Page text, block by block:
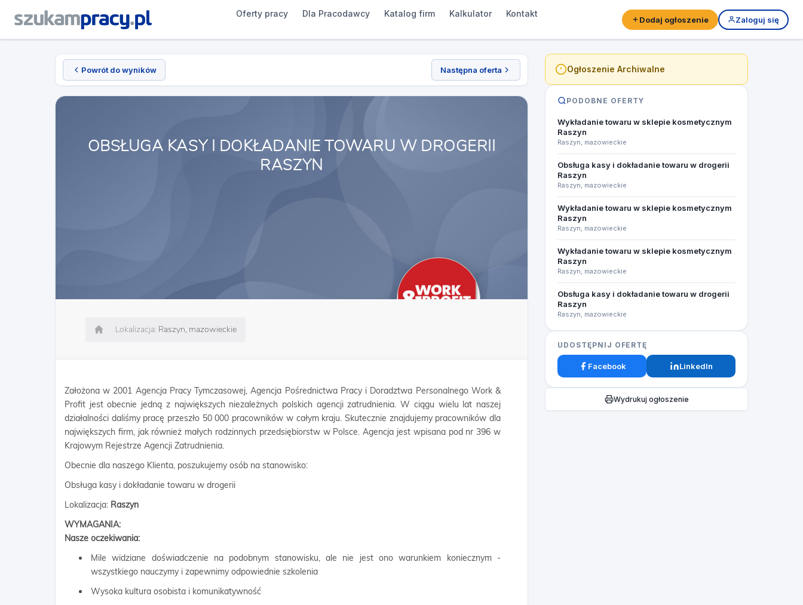
Oferty pracy Dla Pracodawcy Katalog firm Kalkulator Kontakt
Dodaj ogłoszenie Zaloguj się
Powrót do wyników Następna oferta
OBSŁUGA KASY I DOKŁADANIE TOWARU W DROGERII
RASZYN
Lokalizacja: Raszyn, mazowieckie
Założona w 2001 Agencja Pracy Tymczasowej, Agencja Pośrednictwa Pracy i Doradztwa Personalnego Work &
Profit jest obecnie jedną z największych niezależnych polskich agencji zatrudnienia. W ciągu wielu lat naszej
działalności daliśmy pracę przeszło 50 000 pracowników w całym kraju. Skutecznie znajdujemy pracowników dla
największych firm, jak również małych rodzinnych przedsiębiorstw w Polsce. Agencja jest wpisana pod nr 396 w
Krajowym Rejestrze Agencji Zatrudnienia.
Obecnie dla naszego Klienta, poszukujemy osób na stanowisko:
Obsługa kasy i dokładanie towaru w drogerii
Lokalizacja: Raszyn
WYMAGANIA:
Nasze oczekiwania:
Mile widziane doświadczenie na podobnym stanowisku, ale nie jest ono warunkiem koniecznym -
wszystkiego nauczymy i zapewnimy odpowiednie szkolenia
Wysoka kultura osobista i komunikatywność
Ogłoszenie Archiwalne
PODOBNE OFERTY
Wykładanie towaru w sklepie kosmetycznym
Raszyn
Raszyn, mazowieckie
Obsługa kasy i dokładanie towaru w drogerii
Raszyn
Raszyn, mazowieckie
Wykładanie towaru w sklepie kosmetycznym
Raszyn
Raszyn, mazowieckie
Wykładanie towaru w sklepie kosmetycznym
Raszyn
Raszyn, mazowieckie
Obsługa kasy i dokładanie towaru w drogerii
Raszyn
Raszyn, mazowieckie
UDOSTĘPNIJ OFERTĘ
Facebook LinkedIn
Wydrukuj ogłoszenie